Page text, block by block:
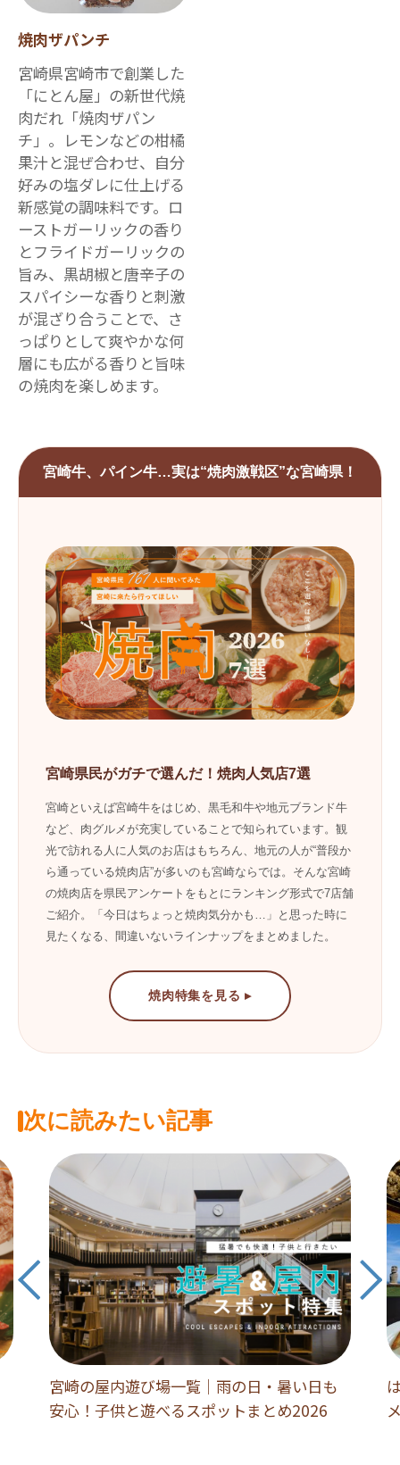
焼肉ザパンチ
宮崎県宮崎市で創業した
「にとん屋」の新世代焼
肉だれ「焼肉ザパン
チ」。レモンなどの柑橘
果汁と混ぜ合わせ、自分
好みの塩ダレに仕上げる
新感覚の調味料です。ロ
ーストガーリックの香り
とフライドガーリックの
旨み、黒胡椒と唐辛子の
スパイシーな香りと刺激
が混ざり合うことで、さ
っぱりとして爽やかな何
層にも広がる香りと旨味
の焼肉を楽しめます。
宮崎牛、パイン牛…実は“焼肉激戦区”な宮崎県！
宮崎県民がガチで選んだ！焼肉人気店7選
宮崎といえば宮崎牛をはじめ、黒毛和牛や地元ブランド牛
など、肉グルメが充実していることで知られています。観
光で訪れる人に人気のお店はもちろん、地元の人が“普段か
ら通っている焼肉店”が多いのも宮崎ならでは。そんな宮崎
の焼肉店を県民アンケートをもとにランキング形式で7店舗
ご紹介。「今日はちょっと焼肉気分かも…」と思った時に
見たくなる、間違いないラインナップをまとめました。
焼肉特集を見る ▸
次に読みたい記事
宮崎の屋内遊び場一覧｜雨の日・暑い日も
安心！子供と遊べるスポットまとめ2026